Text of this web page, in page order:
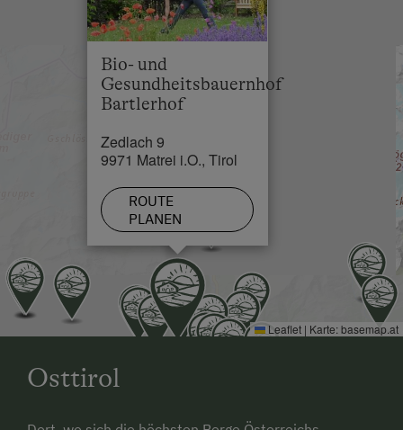
Besondere Unterkünfte
CampingBio- und
Gesundheitsbauernhof
Bartlerhof
Zedlach 9
9971 Matrei i.O., Tirol
ROUTE
PLANEN
Leaflet | Karte:basemap.at
Osttirol